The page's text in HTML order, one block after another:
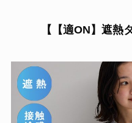
【【適ON】遮熱